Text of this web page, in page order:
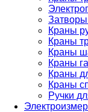
Краны
Краны
Краны
Краны
Краны
Краны
Ручки